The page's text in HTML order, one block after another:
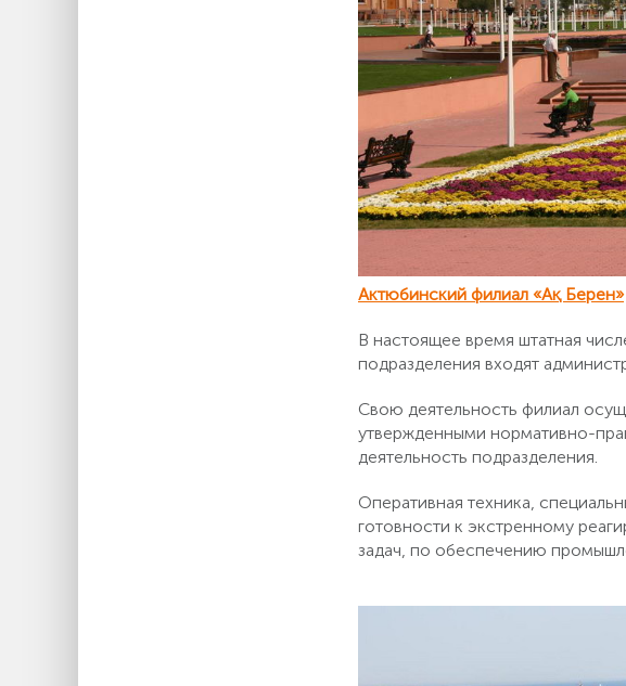
Актюбинский филиал «Ақ Берен»
В настоящее время штатная
подразделения входят
Свою деятельность филиал
утвержденными нормативно-
деятельность подразделения.
Оперативная техника,
готовности к экстренному
задач, по обеспечению